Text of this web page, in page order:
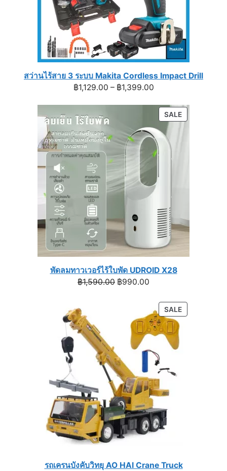
สว่านไร้สาย 3 ระบบ Makita Cordless Impact Drill
฿1,129.00 – ฿1,399.00Price
฿1,129.00
through
฿1,399.00
SALEPRODUCT
ON
พัดลมทาวเวอร์ไร้ใบพัด UDROID X28
฿1,590.00 Original
฿1,590.00.
฿990.00
฿990.00.
SALEPRODUCT
ON
รถเครนบังคับวิทยุ AO HAI Crane Truck